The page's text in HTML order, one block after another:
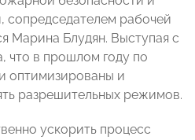
сопредседателем рабочей
Марина Блудян. Выступая с
что в прошлом году по
оптимизированы и
разрешительных режимов.
ускорить процесс